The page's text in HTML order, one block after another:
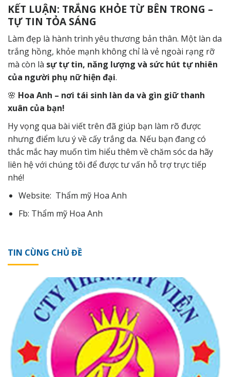
KẾT LUẬN: TRẮNG KHỎE TỪ BÊN TRONG –
TỰ TIN TỎA SÁNG
Làm đẹp là hành trình yêu thương bản thân. Một làn da
trắng hồng, khỏe mạnh không chỉ là vẻ ngoài rạng rỡ
mà còn là sự tự tin, năng lượng và sức hút tự nhiên
của người phụ nữ hiện đại.
🌸 Hoa Anh – nơi tái sinh làn da và gìn giữ thanh
xuân của bạn!
Hy vọng qua bài viết trên đã giúp bạn làm rõ được
nhưng điểm lưu ý về cấy trắng da. Nếu bạn đang có
thắc mắc hay muốn tìm hiểu thêm về chăm sóc da hãy
liên hệvới chúng tôi để được tư vấn hỗ trợ trực tiếp
nhé!
Website: Thẩm mỹ Hoa Anh
Fb: Thẩm mỹ Hoa Anh
TIN CÙNG CHỦ ĐỀ